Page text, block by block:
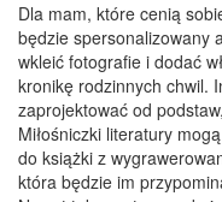
Dla mam, które cenią
będzie spersonalizowany
wkleić fotografie i dodać
kronikę rodzinnych chwil.
zaprojektować od
Miłośniczki literatury
do książki z
która będzie im